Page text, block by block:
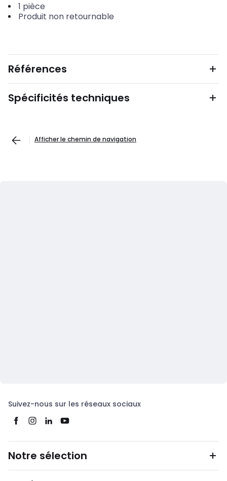
1 pièce
Produit non retournable
Références
Spécificités techniques
Afficher le chemin de navigation
Suivez-nous sur les réseaux sociaux
Notre sélection